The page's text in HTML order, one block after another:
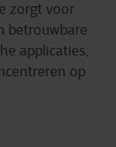
zorgt voor
betrouwbare
applicaties,
op